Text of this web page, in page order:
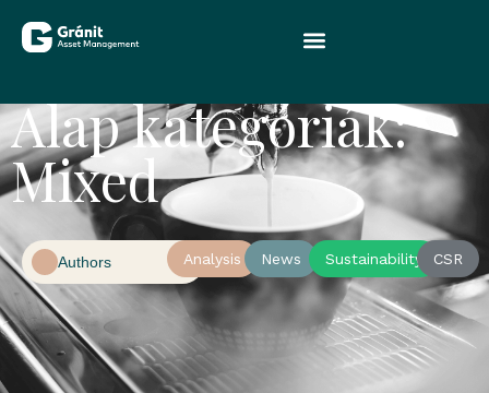
Alap kategóriák:
Mixed
Authors Analysis News Sustainability CSR